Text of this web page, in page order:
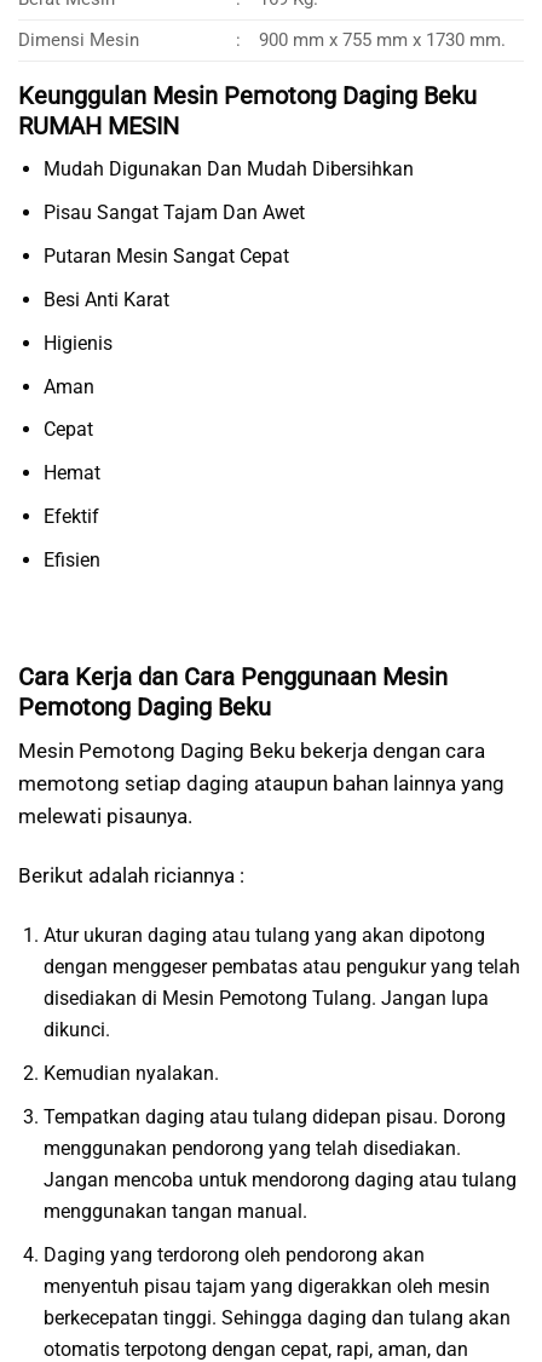
Dimensi Mesin
: 900 mm x 755 mm x 1730 mm.
Keunggulan Mesin Pemotong Daging Beku
RUMAH MESIN
Mudah Digunakan Dan Mudah Dibersihkan
Pisau Sangat Tajam Dan Awet
Putaran Mesin Sangat Cepat
Besi Anti Karat
Higienis
Aman
Cepat
Hemat
Efektif
Efisien
Cara Kerja dan Cara Penggunaan Mesin
Pemotong Daging Beku
Mesin Pemotong Daging Beku bekerja dengan cara
memotong setiap daging ataupun bahan lainnya yang
melewati pisaunya.
Berikut adalah riciannya :
Atur ukuran daging atau tulang yang akan dipotong
dengan menggeser pembatas atau pengukur yang telah
disediakan di Mesin Pemotong Tulang. Jangan lupa
dikunci.
Kemudian nyalakan.
Tempatkan daging atau tulang didepan pisau. Dorong
menggunakan pendorong yang telah disediakan.
Jangan mencoba untuk mendorong daging atau tulang
menggunakan tangan manual.
Daging yang terdorong oleh pendorong akan
menyentuh pisau tajam yang digerakkan oleh mesin
berkecepatan tinggi. Sehingga daging dan tulang akan
otomatis terpotong dengan cepat, rapi, aman, dan